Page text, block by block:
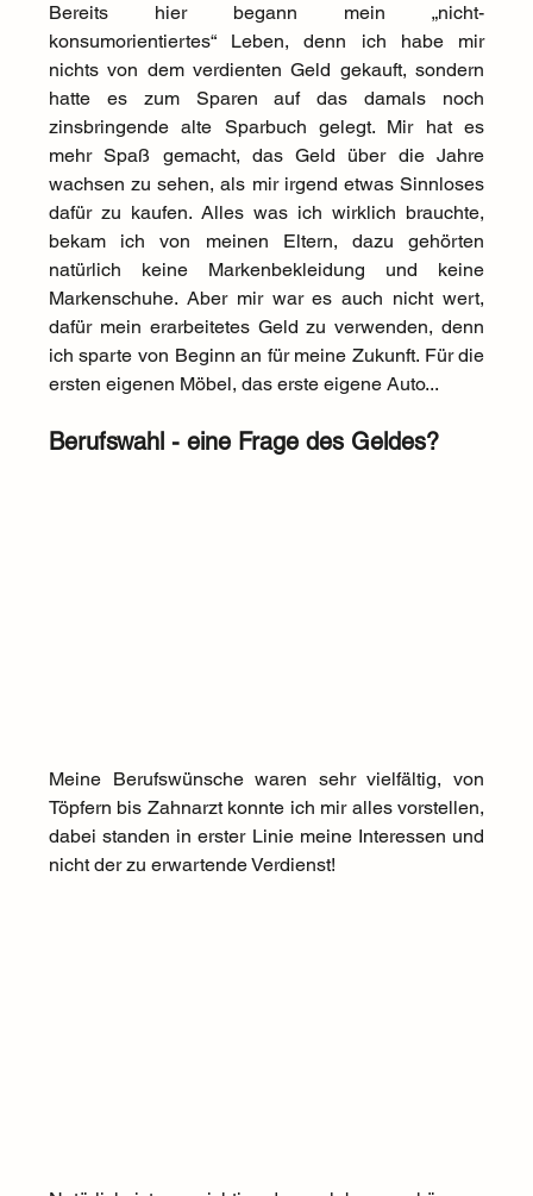
Bereits hier begann mein „nicht-
konsumorientiertes“ Leben, denn ich habe mir
nichts von dem verdienten Geld gekauft, sondern
hatte es zum Sparen auf das damals noch
zinsbringende alte Sparbuch gelegt. Mir hat es
mehr Spaß gemacht, das Geld über die Jahre
wachsen zu sehen, als mir irgend etwas Sinnloses
dafür zu kaufen. Alles was ich wirklich brauchte,
bekam ich von meinen Eltern, dazu gehörten
natürlich keine Markenbekleidung und keine
Markenschuhe. Aber mir war es auch nicht wert,
dafür mein erarbeitetes Geld zu verwenden, denn
ich sparte von Beginn an für meine Zukunft. Für die
ersten eigenen Möbel, das erste eigene Auto...
Berufswahl - eine Frage des Geldes?
Meine Berufswünsche waren sehr vielfältig, von
Töpfern bis Zahnarzt konnte ich mir alles vorstellen,
dabei standen in erster Linie meine Interessen und
nicht der zu erwartende Verdienst!